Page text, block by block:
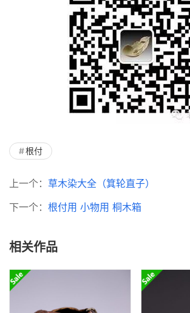
根付
上一个： 草木染大全（箕轮直子）
下一个： 根付用 小物用 桐木箱
相关作品